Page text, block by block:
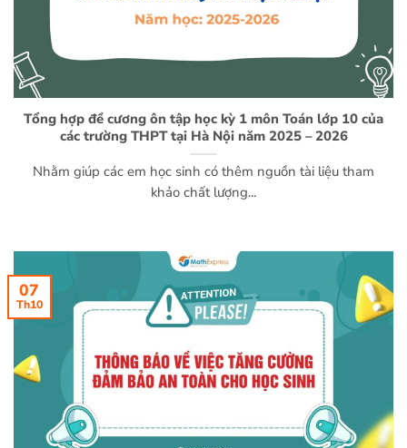
Tổng hợp đề cương ôn tập học kỳ 1 môn Toán lớp 10 của
các trường THPT tại Hà Nội năm 2025 – 2026
Nhằm giúp các em học sinh có thêm nguồn tài liệu tham
khảo chất lượng...
07
Th10